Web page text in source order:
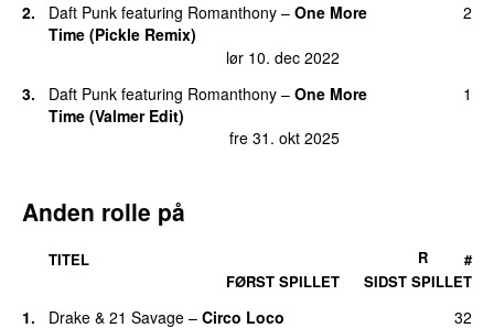
2. Daft Punk featuring Romanthony – One More
Time (Pickle Remix)
lør 10. dec 2022
2
3. Daft Punk featuring Romanthony – One More
Time (Valmer Edit)
fre 31. okt 2025
1
Anden rolle på
TITEL
FØRST SPILLET
SIDST SPILLET
R #
1. Drake & 21 Savage – Circo Loco
32